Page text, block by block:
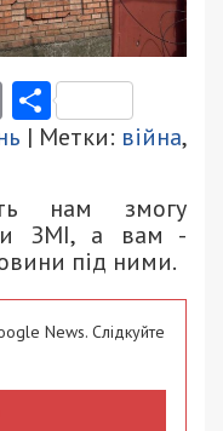
Email
| Метки: війна,
нам змогу
ЗМІ, а вам -
під ними.
News. Слідкуйте